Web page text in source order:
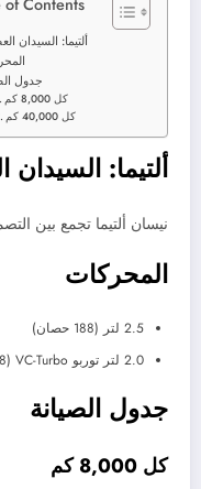
of Contents
ألتيما: السيدان
جدول
كل 8,000 كم
كل 40,000 كم
ألتيما: السيدان
نيسان ألتيما تجمع بين
المحركات
2.5 لتر (188 حصان)
2.0 لتر توربو VC-Turbo (248 حصان)
جدول الصيانة
كل 8,000 كم